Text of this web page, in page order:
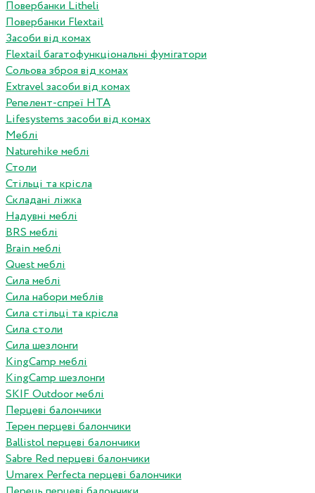
Повербанки Litheli
Повербанки Flextail
Засоби від комах
Flextail багатофункціональні фумігатори
Сольова зброя від комах
Extravel засоби від комах
Репелент-спреї HTA
Lifesystems засоби від комах
Меблі
Naturehike меблі
Столи
Стільці та крісла
Складані ліжка
Надувні меблі
BRS меблі
Brain меблі
Quest меблі
Сила меблі
Сила набори меблів
Сила стільці та крісла
Сила столи
Сила шезлонги
KingCamp меблі
KingCamp шезлонги
SKIF Outdoor меблі
Перцеві балончики
Терен перцеві балончики
Ballistol перцеві балончики
Sabre Red перцеві балончики
Umarex Perfecta перцеві балончики